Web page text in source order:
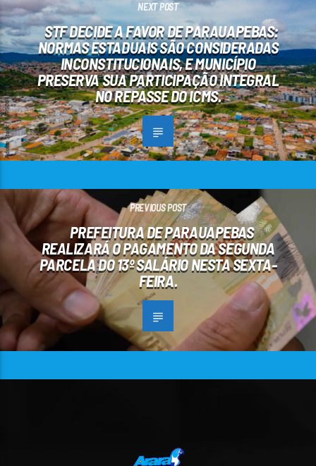
NEXT POST
STF DECIDE A FAVOR DE PARAUAPEBAS:
NORMAS ESTADUAIS SÃO CONSIDERADAS
INCONSTITUCIONAIS, E MUNICÍPIO
PRESERVA SUA PARTICIPAÇÃO INTEGRAL
NO REPASSE DO ICMS.
PREVIOUS POST
PREFEITURA DE PARAUAPEBAS
REALIZARÁ O PAGAMENTO DA SEGUNDA
PARCELA DO 13º SALÁRIO NESTA SEXTA-
FEIRA.